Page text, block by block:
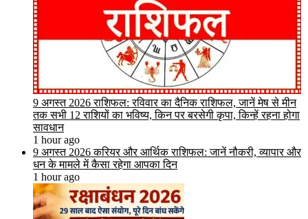
9 अगस्त 2026 राशिफल: रविवार का दैनिक राशिफल, जानें मेष से मीन
तक सभी 12 राशियों का भविष्य, किन पर बरसेगी कृपा, किन्हें रहना होगा
सावधान
1 hour ago
9 अगस्त 2026 करियर और आर्थिक राशिफल: जानें नौकरी, व्यापार और
धन के मामले में कैसा रहेगा आपका दिन
1 hour ago